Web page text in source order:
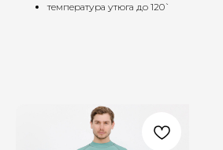
температура утюга до 120`